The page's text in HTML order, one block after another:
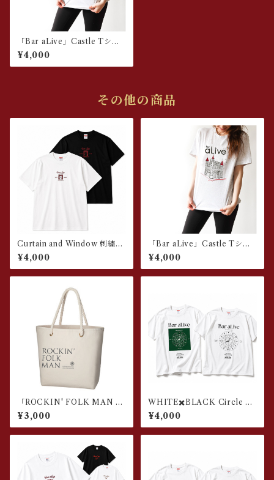
「Bar aLive」Castle Tシャ
ツ
¥4,000
その他の商品
Curtain and Window 刺繍D
esign T-shirt
¥4,000
「Bar aLive」Castle Tシャ
ツ
¥4,000
「ROCKIN' FOLK MAN 」
Tote Bag
¥3,000
WHITE✖️BLACK Circle of
Fifth T-shirt
¥4,000